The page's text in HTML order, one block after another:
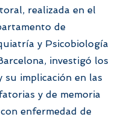
realizada en el
de
y Psicobiología
investigó los
su implicación en las
y de memoria
enfermedad de